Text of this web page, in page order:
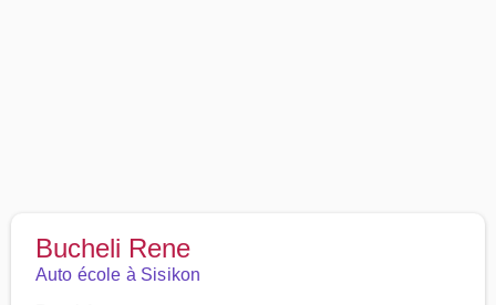
Bucheli Rene
Auto école à Sisikon